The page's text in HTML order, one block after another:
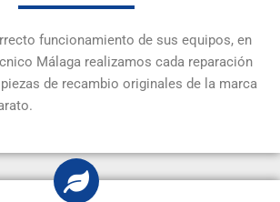
funcionamiento de sus equipos, en
Málaga realizamos cada reparación
de recambio originales de la marca